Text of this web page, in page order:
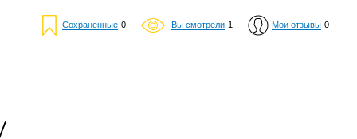
Сохраненные 0 Вы смотрели 1 Мои отзывы 0